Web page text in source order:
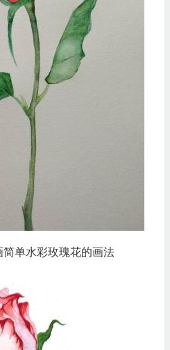
单水彩玫瑰花的画法